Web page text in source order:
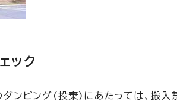
ック
ンピング(投棄)にあたっては、搬入